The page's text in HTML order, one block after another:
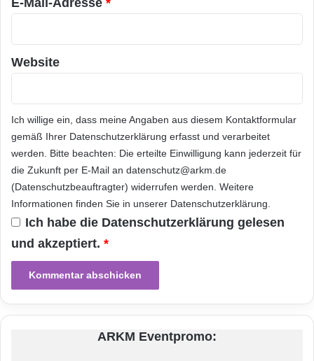
von Kodak.
für Baseball-Fans. Es bietet Live-Spiele, eine
originelle Programmgestaltung, Highlights
sowie Einblicke und Analysen zu den Besten
auf diesem Gebiet, darunter Bob Costas,
Harold Reynolds, Al Leiter und Peter
Gammons. MLB Network wurde am 1. Januar
2009 als die grösste Einführung in der
Geschichte des Kabelfernsehens auf den
Markt gebracht und wird derzeit per Kabel,
telco TV und Satellit in 57 Millionen Haushalte
Website
Ich willige ein, dass meine Angaben aus diesem Kontaktformular
gemäß Ihrer Datenschutzerklärung erfasst und verarbeitet
werden. Bitte beachten: Die erteilte Einwilligung kann jederzeit für
die Zukunft per E-Mail an datenschutz@arkm.de
(Datenschutzbeauftragter) widerrufen werden. Weitere
Informationen finden Sie in unserer Datenschutzerklärung
Ich habe die Datenschutzerklärung gelesen
und akzeptiert. *
ARKM Eventpromo: